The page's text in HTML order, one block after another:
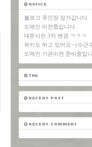
블로그 주인장 장가갑니다
도메인 이전중입니다.
대문사진 3차 변경 ㅋㅋㅋ
위키도 하고 있어요~ (수근
도메인 기관이전 준비중입